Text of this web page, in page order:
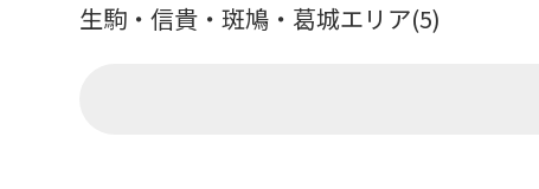
生駒・信貴・斑鳩・葛城エリア(5)